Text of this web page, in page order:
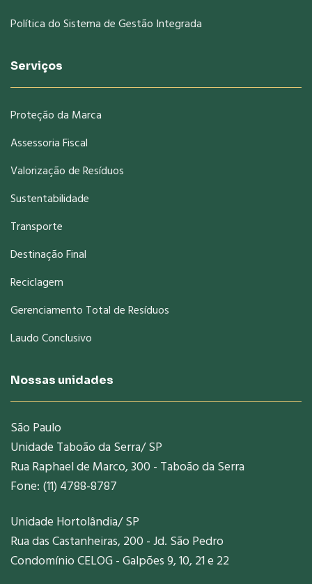
Política do Sistema de Gestão Integrada
Serviços
Proteção da Marca
Assessoria Fiscal
Valorização de Resíduos
Sustentabilidade
Transporte
Destinação Final
Reciclagem
Gerenciamento Total de Resíduos
Laudo Conclusivo
Nossas unidades
São Paulo
Unidade Taboão da Serra/ SP
Rua Raphael de Marco, 300 - Taboão da Serra
Fone: (11) 4788-8787
Unidade Hortolândia/ SP
Rua das Castanheiras, 200 - Jd. São Pedro
Condomínio CELOG - Galpões 9, 10, 21 e 22